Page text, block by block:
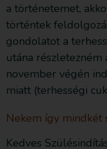
a történetemet,
történtek
gondolatot a
utána
november végén
miatt (terhességi
Nekem így
Kedves